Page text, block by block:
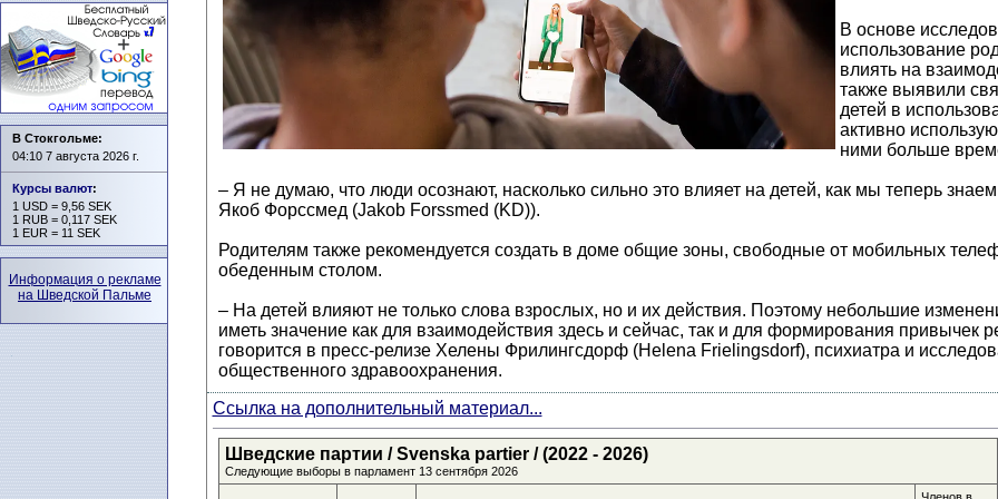
В основе
использование
влиять на
также выявили
детей в
активно
ними больше
– Я не думаю, что люди осознают, насколько сильно это влияет на детей, как мы теперь
Якоб Форссмед (Jakob Forssmed (KD)).
Родителям также рекомендуется создать в доме общие зоны, свободные от мобильных
обеденным столом.
– На детей влияют не только слова взрослых, но и их действия. Поэтому небольшие
иметь значение как для взаимодействия здесь и сейчас, так и для формирования привычек
говорится в пресс-релизе Хелены Фрилингсдорф (Helena Frielingsdorf), психиатра и
общественного здравоохранения.
Ссылка на дополнительный материал...
Шведские партии / Svenska partier / (2022 - 2026)
Следующие выборы в парламент 13 сентября 2026
В Стокгольме:
04:10 7 августа 2026 г.
Курсы валют:
1 USD = 9,56 SEK
1 RUB = 0,117 SEK
1 EUR = 11 SEK
Информация о рекламе
на Шведской Пальме